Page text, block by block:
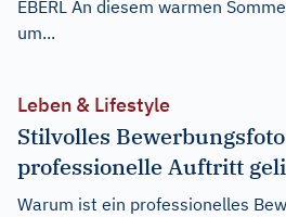
EBERL An diesem warmen
um...
Leben & Lifestyle
Stilvolles
professionelle Auftritt
Warum ist ein professionelles